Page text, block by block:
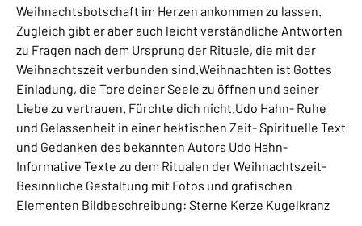
Weihnachtsbotschaft im Herzen ankommen zu lassen.
Zugleich gibt er aber auch leicht verständliche Antworten
zu Fragen nach dem Ursprung der Rituale, die mit der
Weihnachtszeit verbunden sind.Weihnachten ist Gottes
Einladung, die Tore deiner Seele zu öffnen und seiner
Liebe zu vertrauen. Fürchte dich nicht.Udo Hahn- Ruhe
und Gelassenheit in einer hektischen Zeit- Spirituelle Text
und Gedanken des bekannten Autors Udo Hahn-
Informative Texte zu dem Ritualen der Weihnachtszeit-
Besinnliche Gestaltung mit Fotos und grafischen
Elementen Bildbeschreibung: Sterne Kerze Kugelkranz